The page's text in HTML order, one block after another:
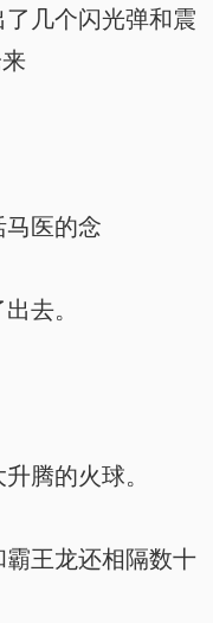
几个闪光弹和震
医的念
去。
腾的火球。
王龙还相隔数十